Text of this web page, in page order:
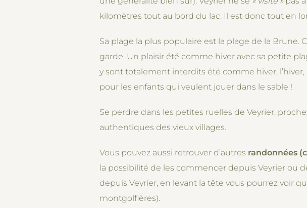
kilomètres tout au bord du lac. Il est donc tout en
Sa plage la plus populaire est la plage de la Brune.
garde. Un plaisir été comme hiver avec sa petite
y sont totalement interdits été comme hiver,
pour les enfants qui veulent jouer dans le sable !
Se perdre dans les petites ruelles de Veyrier,
authentiques des vieux villages.
Vous pouvez aussi retrouver d’autres randonnées
la possibilité de les commencer depuis Veyrier ou
depuis Veyrier, en levant la tête vous pourrez voir
montgolfières).